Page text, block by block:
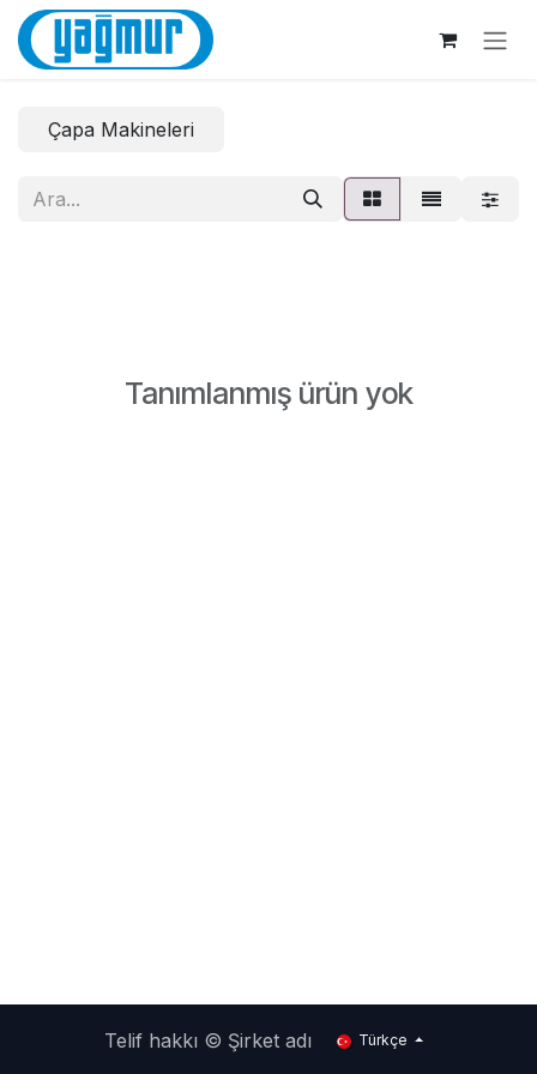
İçereği Atla
Çapa Makineleri
Tanımlanmış ürün yok
Telif hakkı © Şirket adı Türkçe